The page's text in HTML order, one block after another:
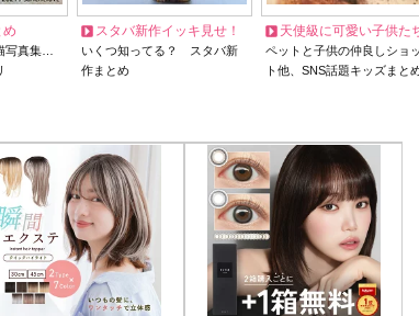
め
写真集…
スタバ新作イッキ見せ！
いくつ知ってる？ スタバ新
作まとめ
天使級に可愛い子供た
ペットと子供の仲良しショッ
ト他、SNS話題キッズまと